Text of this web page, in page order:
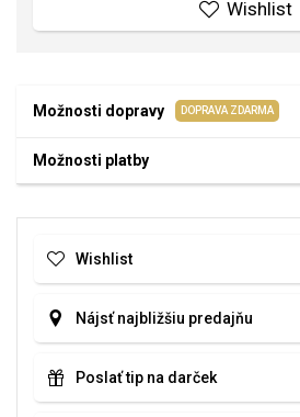
Wishlist
Možnosti dopravy DOPRAVA ZDARMA
Možnosti platby
Wishlist
Nájsť najbližšiu predajňu
Poslať tip na darček